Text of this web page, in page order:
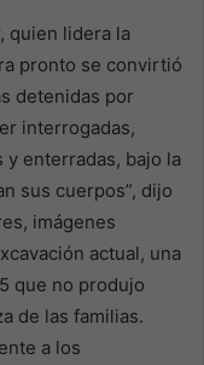
quien lidera la
pronto se convirtió
detenidas por
interrogadas,
enterradas, bajo la
sus cuerpos”, dijo
imágenes
actual, una
que no produjo
de las familias.
a los